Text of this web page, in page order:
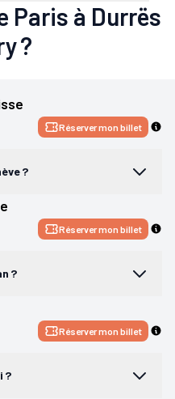
Paris à Durrës
?
Réserver mon billet
?
Réserver mon billet
?
Réserver mon billet
?